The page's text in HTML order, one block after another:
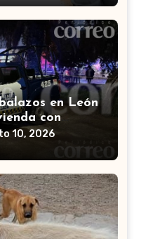
en León
con
10, 2026